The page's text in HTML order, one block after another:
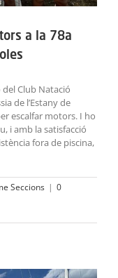
a la 78a
Club Natació
de l’Estany de
escalfar motors. I ho
i amb la satisfacció
fora de piscina,
Seccions | 0